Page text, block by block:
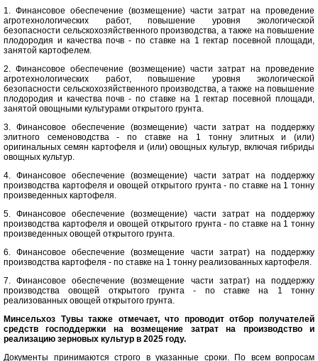
1. Финансовое обеспечение (возмещение) части затрат на проведение
агротехнологических работ, повышение уровня экологической
безопасности сельскохозяйственного производства, а также на повышение
плодородия и качества почв - по ставке на 1 гектар посевной площади,
занятой картофелем.
2. Финансовое обеспечение (возмещение) части затрат на проведение
агротехнологических работ, повышение уровня экологической
безопасности сельскохозяйственного производства, а также на повышение
плодородия и качества почв - по ставке на 1 гектар посевной площади,
занятой овощными культурами открытого грунта.
3. Финансовое обеспечение (возмещение) части затрат на поддержку
элитного семеноводства - по ставке на 1 тонну элитных и (или)
оригинальных семян картофеля и (или) овощных культур, включая гибриды
овощных культур.
4. Финансовое обеспечение (возмещение) части затрат на поддержку
производства картофеля и овощей открытого грунта - по ставке на 1 тонну
произведенных картофеля.
5. Финансовое обеспечение (возмещение) части затрат на поддержку
производства картофеля и овощей открытого грунта - по ставке на 1 тонну
произведенных овощей открытого грунта.
6. Финансовое обеспечение (возмещение части затрат) на поддержку
производства картофеля - по ставке на 1 тонну реализованных картофеля.
7. Финансовое обеспечение (возмещение части затрат) на поддержку
производства овощей открытого грунта - по ставке на 1 тонну
реализованных овощей открытого грунта.
Минсельхоз Тувы также отмечает, что проводит отбор получателей
средств господдержки на возмещение затрат на производство и
реализацию зерновых культур в 2025 году.
Документы принимаются строго в указанные сроки. По всем вопросам